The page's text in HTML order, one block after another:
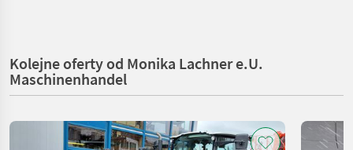
Kolejne oferty od Monika Lachner e.U.
Maschinenhandel